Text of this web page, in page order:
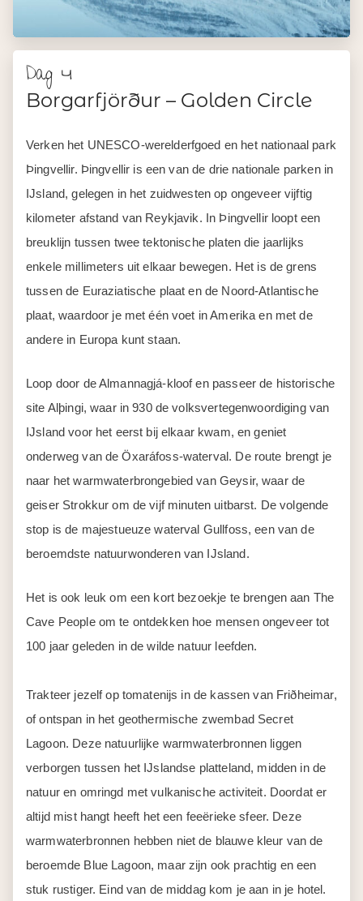
Dag 4
Borgarfjörður – Golden Circle
Verken het UNESCO-werelderfgoed en het nationaal park
Þingvellir. Þingvellir is een van de drie nationale parken in
IJsland, gelegen in het zuidwesten op ongeveer vijftig
kilometer afstand van Reykjavik. In Þingvellir loopt een
breuklijn tussen twee tektonische platen die jaarlijks
enkele millimeters uit elkaar bewegen. Het is de grens
tussen de Euraziatische plaat en de Noord-Atlantische
plaat, waardoor je met één voet in Amerika en met de
andere in Europa kunt staan.
Loop door de Almannagjá-kloof en passeer de historische
site Alþingi, waar in 930 de volksvertegenwoordiging van
IJsland voor het eerst bij elkaar kwam, en geniet
onderweg van de Öxaráfoss-waterval. De route brengt je
naar het warmwaterbrongebied van Geysir, waar de
geiser Strokkur om de vijf minuten uitbarst. De volgende
stop is de majestueuze waterval Gullfoss, een van de
beroemdste natuurwonderen van IJsland.
Het is ook leuk om een kort bezoekje te brengen aan The
Cave People om te ontdekken hoe mensen ongeveer tot
100 jaar geleden in de wilde natuur leefden.
Trakteer jezelf op tomatenijs in de kassen van Friðheimar,
of ontspan in het geothermische zwembad Secret
Lagoon. Deze natuurlijke warmwaterbronnen liggen
verborgen tussen het IJslandse platteland, midden in de
natuur en omringd met vulkanische activiteit. Doordat er
altijd mist hangt heeft het een feeërieke sfeer. Deze
warmwaterbronnen hebben niet de blauwe kleur van de
beroemde Blue Lagoon, maar zijn ook prachtig en een
stuk rustiger. Eind van de middag kom je aan in je hotel.